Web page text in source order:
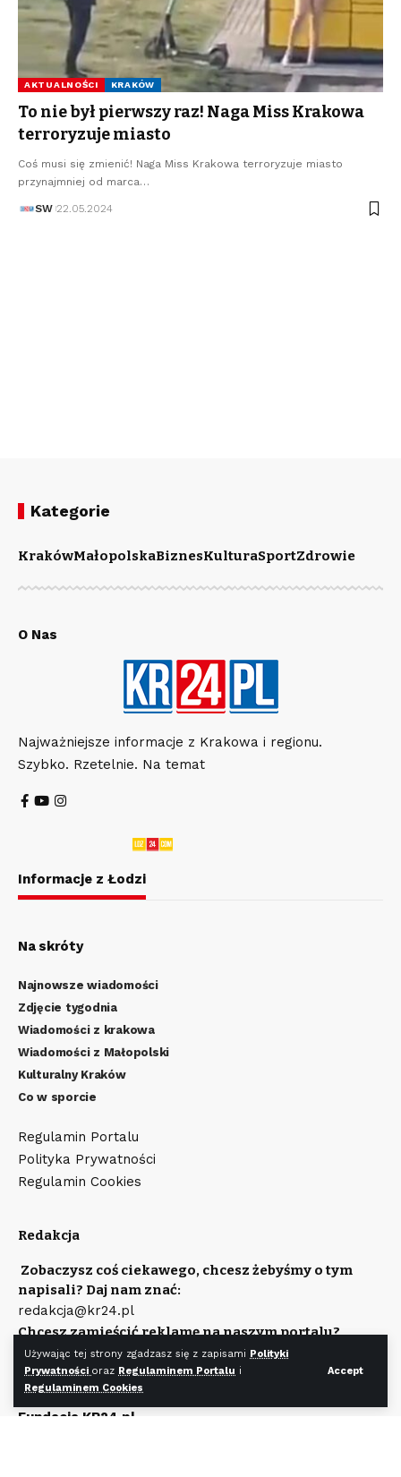
Używając tej strony zgadzasz się z zapisami Polityki
Prywatności oraz Regulaminem Portalu i
Regulaminem Cookies
Accept
AKTUALNOŚCI KRAKÓW
To nie był pierwszy raz! Naga Miss Krakowa
terroryzuje miasto
Coś musi się zmienić! Naga Miss Krakowa terroryzuje miasto
przynajmniej od marca…
SW 22.05.2024
Kategorie
KrakówMałopolskaBiznesKulturaSportZdrowie
O Nas
Najważniejsze informacje z Krakowa i regionu.
Szybko. Rzetelnie. Na temat
Informacje z Łodzi
Na skróty
Najnowsze wiadomości
Zdjęcie tygodnia
Wiadomości z krakowa
Wiadomości z Małopolski
Kulturalny Kraków
Co w sporcie
Regulamin Portalu
Polityka Prywatności
Regulamin Cookies
Redakcja
Zobaczysz coś ciekawego, chcesz żebyśmy o tym
napisali? Daj nam znać:
redakcja@kr24.pl
Chcesz zamieścić reklamę na naszym portalu?
Napisz:
reklama@kr24.pl
Wydawcą portalu jest
Fundacja KR24.pl